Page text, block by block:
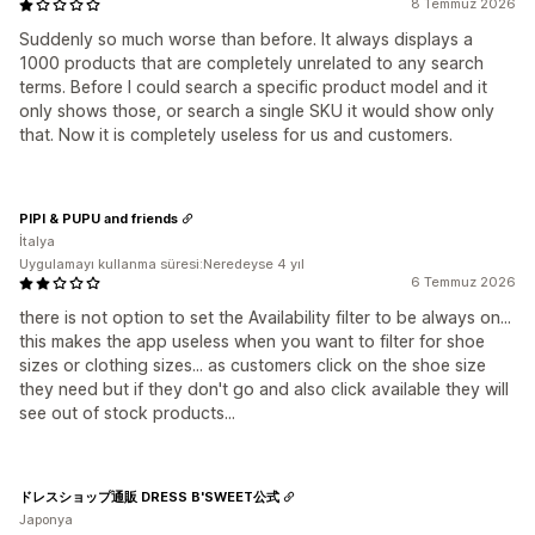
8 Temmuz 2026
Suddenly so much worse than before. It always displays a
1000 products that are completely unrelated to any search
terms. Before I could search a specific product model and it
only shows those, or search a single SKU it would show only
that. Now it is completely useless for us and customers.
6 Temmuz 2026
there is not option to set the Availability filter to be always on...
this makes the app useless when you want to filter for shoe
sizes or clothing sizes... as customers click on the shoe size
they need but if they don't go and also click available they will
see out of stock products...
PIPI & PUPU and friends
İtalya
Uygulamayı kullanma süresi:Neredeyse 4 yıl
ドレスショップ通販 DRESS B'SWEET公式
Japonya